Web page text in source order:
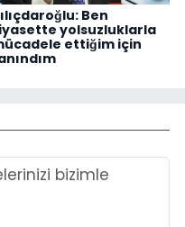
Ben
yolsuzluklarla
ettiğim için